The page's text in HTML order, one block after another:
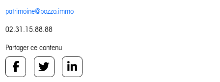
patrimoine@pozzo.immo
02.31.15.88.88
Partager ce contenu